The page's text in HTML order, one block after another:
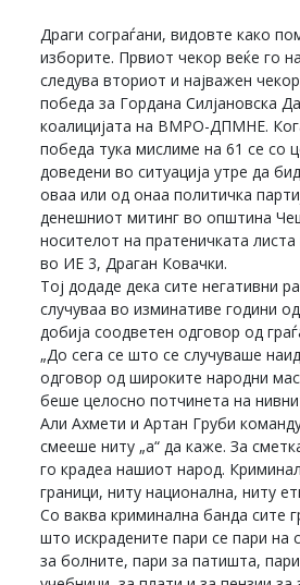
Драги сограѓани, видовте како
изборите. Првиот чекор веќе го
следува вториот и најважен
победа за Гордана Силјановска
коалицијата на ВМРО-ДПМНЕ.
победа тука мислиме на 61 се со
доведени во ситуација утре да
оваа или од онаа политичка
денешниот митинг во општина
носителот на пратеничката
во ИЕ 3, Драган Ковачки.
Тој додаде дека сите негативни
случуваа во изминативе години
добија соодветен одговор од
„До сега се што се случуваше
одговор од широките народни
беше целосно потчинета на
Али Ахмети и Артан Груби
смееше ниту „а“ да каже. За
го крадеа нашиот народ.
граници, ниту национална, ниту
Со ваква криминална банда сите
што искрадените пари се пари на
за болните, пари за патишта,